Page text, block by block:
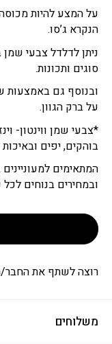
הנקרא ג’סו.
ניתן לדלדל צבעי
סוגים ותכונות.
ובנוסף גם באמצעות
על ברק הגוון.
בוהקים, יפים
המתאימים
ובמחירים בנוחים לכל
משלוחים
רוצה לשתף את